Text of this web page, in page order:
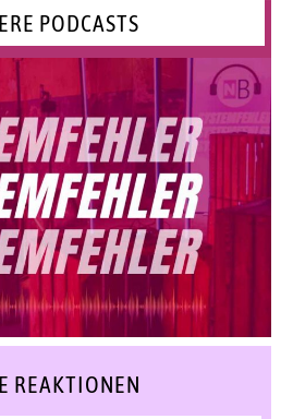
PODCASTS
REAKTIONEN